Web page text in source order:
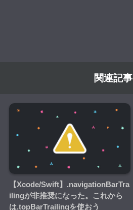
関連記事
【Xcode/Swift】.navigationBarTra
ilingが非推奨になった。これから
は.topBarTrailingを使おう